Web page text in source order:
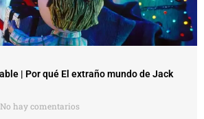
| Por qué El extraño mundo de Jack
No hay comentarios